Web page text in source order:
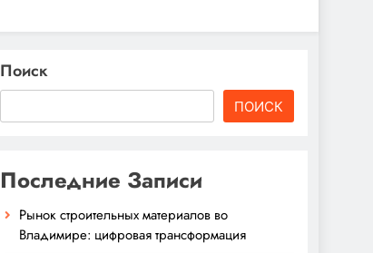
Поиск
ПОИСК
Последние Записи
Рынок строительных материалов во
Владимире: цифровая трансформация